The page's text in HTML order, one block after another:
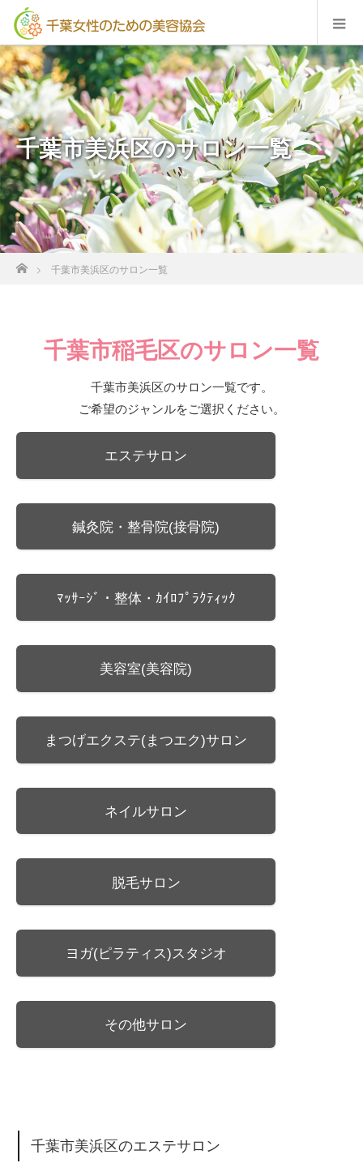
千葉市美浜区のサロン一覧
ホーム
千葉市美浜区のサロン一覧
千葉市稲毛区のサロン一覧
千葉市美浜区のサロン一覧です。
ご希望のジャンルをご選択ください。
エステサロン
鍼灸院・整骨院(接骨院)
ﾏｯｻｰｼﾞ・整体・ｶｲﾛﾌﾟﾗｸﾃｨｯｸ
美容室(美容院)
まつげエクステ(まつエク)サロン
ネイルサロン
脱毛サロン
ヨガ(ピラティス)スタジオ
その他サロン
千葉市美浜区のエステサロン